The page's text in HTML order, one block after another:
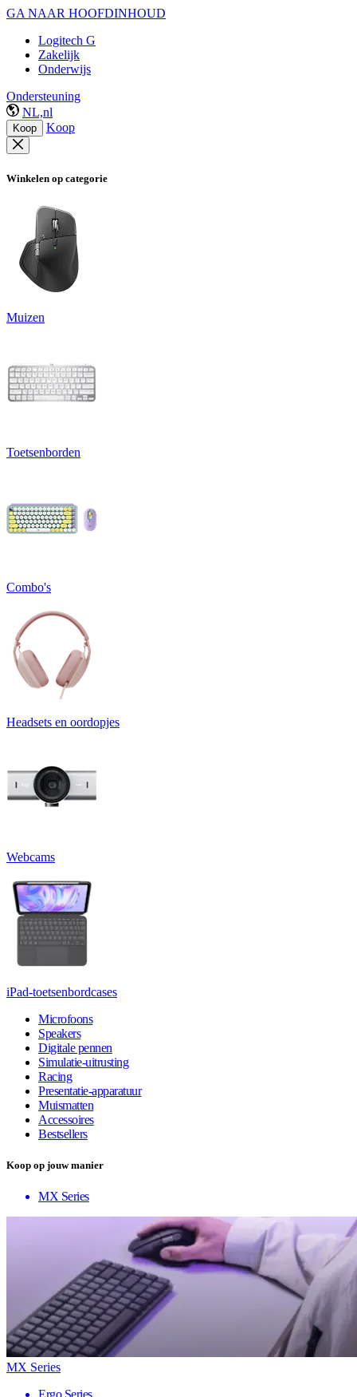
GA NAAR HOOFDINHOUD
Logitech G
Zakelijk
Onderwijs
Ondersteuning
NL,nl
Koop Koop
Winkelen op categorie
Muizen
Toetsenborden
Combo's
Headsets en oordopjes
Webcams
iPad-toetsenbordcases
Microfoons
Speakers
Digitale pennen
Simulatie-uitrusting
Racing
Presentatie-apparatuur
Muismatten
Accessoires
Bestsellers
Koop op jouw manier
MX Series
MX Series
Ergo Series